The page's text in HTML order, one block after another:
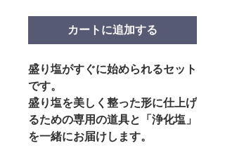
カートに追加する
盛り塩がすぐに始められるセット
です。
盛り塩を美しく整った形に仕上げ
るための専用の道具と「浄化塩」
を一緒にお届けします。